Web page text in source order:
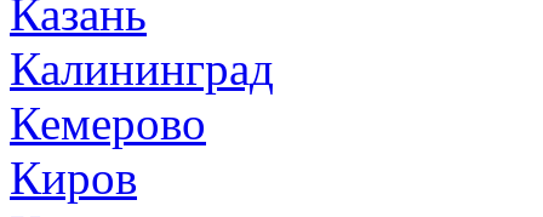
Казань
Калининград
Кемерово
Киров